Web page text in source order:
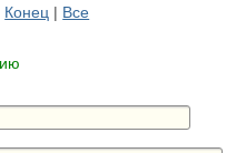
Конец | Все